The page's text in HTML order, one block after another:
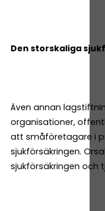
Den storskaliga
Även annan
organisationer,
att småföretagare i
sjukförsäkringen.
sjukförsäkringen och